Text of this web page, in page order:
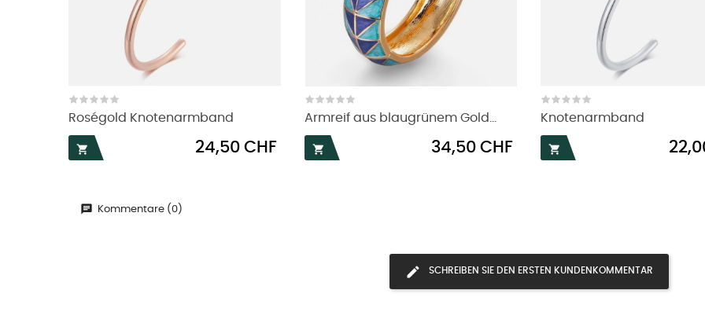
Roségold Knotenarmband

Preis
24,50 CHF
Armreif aus blaugrünem Gold...

Preis
34,50 CHF
Knotenarmband

Preis
Kommentare (0)
SCHREIBEN SIE DEN ERSTEN KUNDENKOMMENTAR